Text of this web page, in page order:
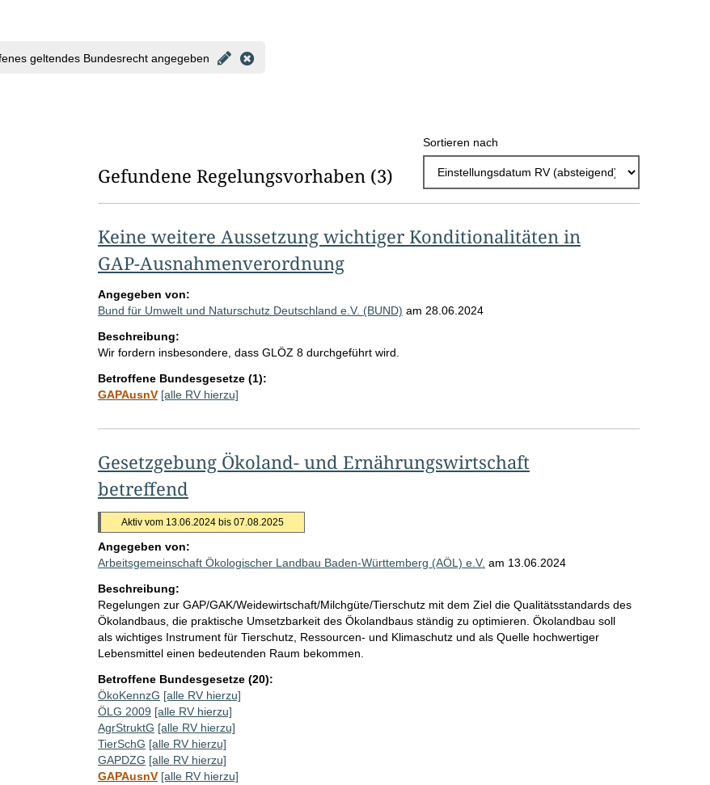
e
b
s
e
S
e
geltendes Bundesrecht angegeben
Gefundene Regelungsvorhaben (3)
Sortieren nach
Keine weitere Aussetzung wichtiger Konditionalitäten in
GAP-Ausnahmenverordnung
Angegeben von:
Bund für Umwelt und Naturschutz Deutschland e.V. (BUND) am 28.06.2024
Beschreibung:
Wir fordern insbesondere, dass GLÖZ 8 durchgeführt wird.
Betroffene Bundesgesetze (1):
GAPAusnV [alle RV hierzu]
Gesetzgebung Ökoland- und Ernährungswirtschaft
betreffend
Aktiv vom 13.06.2024 bis 07.08.2025
Angegeben von:
Arbeitsgemeinschaft Ökologischer Landbau Baden-Württemberg (AÖL) e.V. am 13.06.2024
Beschreibung:
Regelungen zur GAP/GAK/Weidewirtschaft/Milchgüte/Tierschutz mit dem Ziel die Qualitätsstandards des
Ökolandbaus, die praktische Umsetzbarkeit des Ökolandbaus ständig zu optimieren. Ökolandbau soll
als wichtiges Instrument für Tierschutz, Ressourcen- und Klimaschutz und als Quelle hochwertiger
Lebensmittel einen bedeutenden Raum bekommen.
Betroffene Bundesgesetze (20):
ÖkoKennzG [alle RV hierzu]
ÖLG 2009 [alle RV hierzu]
AgrStruktG [alle RV hierzu]
TierSchG [alle RV hierzu]
GAPDZG [alle RV hierzu]
GAPAusnV [alle RV hierzu]